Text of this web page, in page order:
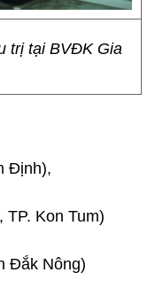
trị tại BVĐK Gia
Định),
TP. Kon Tum)
Đắk Nông)